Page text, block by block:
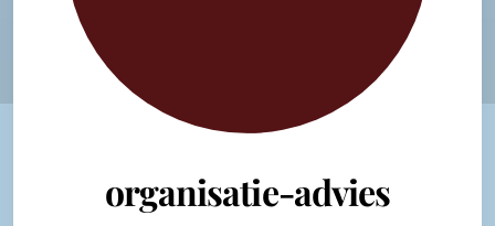
organisatie-advies